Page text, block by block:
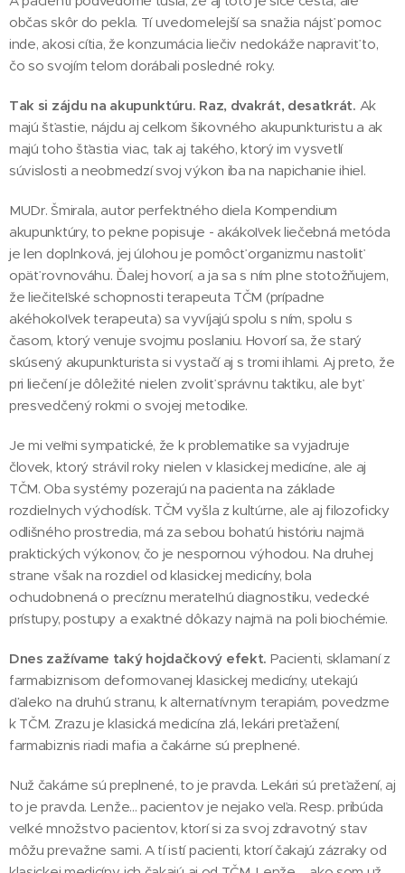
občas skôr do pekla. Tí uvedomelejší sa snažia nájsť pomoc
inde, akosi cítia, že konzumácia liečiv nedokáže napraviť to,
čo so svojím telom dorábali posledné roky.
Tak si zájdu na akupunktúru. Raz, dvakrát, desaťkrát. Ak
majú šťastie, nájdu aj celkom šikovného akupunkturistu a ak
majú toho šťastia viac, tak aj takého, ktorý im vysvetlí
súvislosti a neobmedzí svoj výkon iba na napichanie ihiel.
MUDr. Šmirala, autor perfektného diela Kompendium
akupunktúry, to pekne popisuje - akákoľvek liečebná metóda
je len doplnková, jej úlohou je pomôcť organizmu nastoliť
opäť rovnováhu. Ďalej hovorí, a ja sa s ním plne stotožňujem,
že liečiteľské schopnosti terapeuta TČM (prípadne
akéhokoľvek terapeuta) sa vyvíjajú spolu s ním, spolu s
časom, ktorý venuje svojmu poslaniu. Hovorí sa, že starý
skúsený akupunkturista si vystačí aj s tromi ihlami. Aj preto, že
pri liečení je dôležité nielen zvoliť správnu taktiku, ale byť
presvedčený rokmi o svojej metodike.
Je mi veľmi sympatické, že k problematike sa vyjadruje
človek, ktorý strávil roky nielen v klasickej medicíne, ale aj
TČM. Oba systémy pozerajú na pacienta na základe
rozdielnych východísk. TČM vyšla z kultúrne, ale aj filozoficky
odlišného prostredia, má za sebou bohatú históriu najmä
praktických výkonov, čo je nespornou výhodou. Na druhej
strane však na rozdiel od klasickej medicíny, bola
ochudobnená o precíznu merateľnú diagnostiku, vedecké
prístupy, postupy a exaktné dôkazy najmä na poli biochémie.
Dnes zažívame taký hojdačkový efekt. Pacienti, sklamaní z
farmabiznisom deformovanej klasickej medicíny, utekajú
ďaleko na druhú stranu, k alternatívnym terapiám, povedzme
k TČM. Zrazu je klasická medicína zlá, lekári preťažení,
farmabiznis riadi mafia a čakárne sú preplnené.
Nuž čakárne sú preplnené, to je pravda. Lekári sú preťažení, aj
to je pravda. Lenže... pacientov je nejako veľa. Resp. pribúda
veľké množstvo pacientov, ktorí si za svoj zdravotný stav
môžu prevažne sami. A tí istí pacienti, ktorí čakajú zázraky od